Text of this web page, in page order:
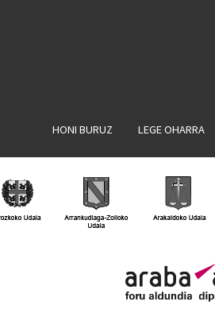
HONI BURUZ LEGE OHARRA